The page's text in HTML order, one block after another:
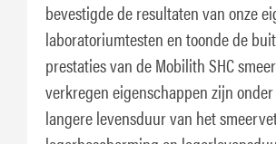
bevestigde de resultaten van onze
laboratoriumtesten en toonde de
prestaties van de Mobilith SHC
verkregen eigenschappen zijn
langere levensduur van het